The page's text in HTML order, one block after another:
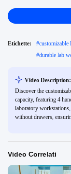
Etichette: #customizable
#durable lab
Video Description:
Discover the
capacity, featuring 4
laboratory
without drawers,
Video Correlati